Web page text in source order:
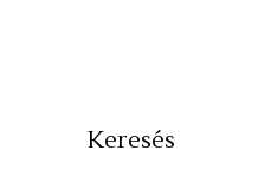
Keresés